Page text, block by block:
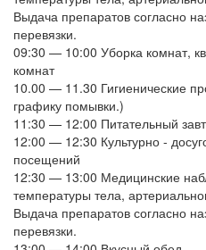
Выдача препаратов согласно
перевязки.
09:30 — 10:00 Уборка комнат,
комнат
10.00 — 11.30 Гигиенические
графику помывки.)
11:30 — 12:00 Питательный
12:00 — 12:30 Культурно -
посещений
12:30 — 13:00 Медицинские
температуры тела,
Выдача препаратов согласно
перевязки.